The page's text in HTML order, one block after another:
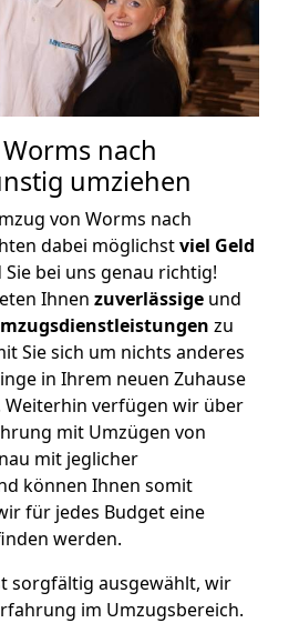
nach
umziehen
von Worms nach
dabei möglichstviel Geld
Sie bei uns genau richtig!
Ihnen zuverlässige und
zu
Sie sich um nichts anderes
in Ihrem neuen Zuhause
verfügen wir über
mit Umzügen von
mit jeglicher
können Ihnen somit
für jedes Budget eine
werden.
sorgfältig ausgewählt, wir
im Umzugsbereich.